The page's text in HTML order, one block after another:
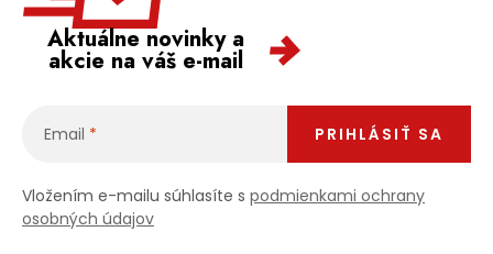
Aktuálne novinky a
akcie na váš e-mail
Email
Vložením e-mailu súhlasíte s podmienkami ochrany
osobných údajov
PRIHLÁSIŤ SA